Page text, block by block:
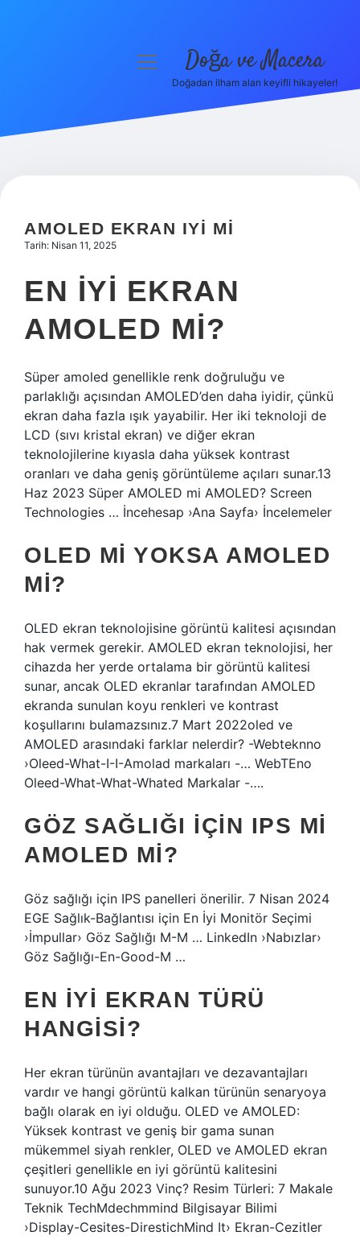
Hakkımızda
menüyü Doğa ve Macera
Doğadan ilham alan keyifli hikayeler!
AMOLED EKRAN IYI MI
Tarih: Nisan 11, 2025
EN IYI EKRAN
AMOLED MI?
Süper amoled genellikle renk doğruluğu ve
parlaklığı açısından AMOLED’den daha iyidir, çünkü
ekran daha fazla ışık yayabilir. Her iki teknoloji de
LCD (sıvı kristal ekran) ve diğer ekran
teknolojilerine kıyasla daha yüksek kontrast
oranları ve daha geniş görüntüleme açıları sunar.13
Haz 2023 Süper AMOLED mi AMOLED? Screen
Technologies … İncehesap ›Ana Sayfa› İncelemeler
OLED MI YOKSA AMOLED
MI?
OLED ekran teknolojisine görüntü kalitesi açısından
hak vermek gerekir. AMOLED ekran teknolojisi, her
cihazda her yerde ortalama bir görüntü kalitesi
sunar, ancak OLED ekranlar tarafından AMOLED
ekranda sunulan koyu renkleri ve kontrast
koşullarını bulamazsınız.7 Mart 2022oled ve
AMOLED arasındaki farklar nelerdir? -Webteknno
›Oleed-What-I-I-Amolad markaları -… WebTEno
Oleed-What-What-Whated Markalar -….
GÖZ SAĞLIĞI IÇIN IPS MI
AMOLED MI?
Göz sağlığı için IPS panelleri önerilir. 7 Nisan 2024
EGE Sağlık-Bağlantısı için En İyi Monitör Seçimi
›İmpullar› Göz Sağlığı M-M … LinkedIn ›Nabızlar›
Göz Sağlığı-En-Good-M …
EN IYI EKRAN TÜRÜ
HANGISI?
Her ekran türünün avantajları ve dezavantajları
vardır ve hangi görüntü kalkan türünün senaryoya
bağlı olarak en iyi olduğu. OLED ve AMOLED:
Yüksek kontrast ve geniş bir gama sunan
mükemmel siyah renkler, OLED ve AMOLED ekran
çeşitleri genellikle en iyi görüntü kalitesini
sunuyor.10 Ağu 2023 Vinç? Resim Türleri: 7 Makale
Teknik TechMdechmmind Bilgisayar Bilimi
›Display-Cesites-DirestichMind It› Ekran-Cezitler